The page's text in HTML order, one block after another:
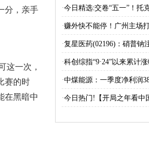
分，亲手
这一次，
赛的时
在黑暗中
·今日精选:交卷“五一”！托
·赚外快不能停！广州主场
·复星医药(02196)：硝普钠
·科创综指“9·24”以来累计
·中煤能源：一季度净利润
·今日热门!【开局之年看中